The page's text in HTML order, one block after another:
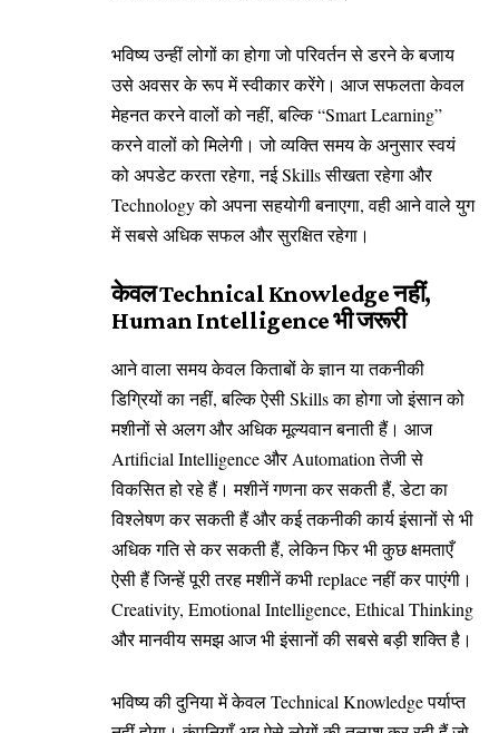
भविष्य उन्हीं लोगों का होगा जो परिवर्तन से डरने के बजाय
उसे अवसर के रूप में स्वीकार करेंगे। आज सफलता केवल
मेहनत करने वालों को नहीं, बल्कि “Smart Learning”
करने वालों को मिलेगी। जो व्यक्ति समय के अनुसार स्वयं
को अपडेट करता रहेगा, नई Skills सीखता रहेगा और
Technology को अपना सहयोगी बनाएगा, वही आने वाले युग
में सबसे अधिक सफल और सुरक्षित रहेगा।
केवल Technical Knowledge नहीं,
Human Intelligence भी जरूरी
आने वाला समय केवल किताबों के ज्ञान या तकनीकी
डिग्रियों का नहीं, बल्कि ऐसी Skills का होगा जो इंसान को
मशीनों से अलग और अधिक मूल्यवान बनाती हैं। आज
Artificial Intelligence और Automation तेजी से
विकसित हो रहे हैं। मशीनें गणना कर सकती हैं, डेटा का
विश्लेषण कर सकती हैं और कई तकनीकी कार्य इंसानों से भी
अधिक गति से कर सकती हैं, लेकिन फिर भी कुछ क्षमताएँ
ऐसी हैं जिन्हें पूरी तरह मशीनें कभी replace नहीं कर पाएंगी।
Creativity, Emotional Intelligence, Ethical Thinking
और मानवीय समझ आज भी इंसानों की सबसे बड़ी शक्ति है।
भविष्य की दुनिया में केवल Technical Knowledge पर्याप्त